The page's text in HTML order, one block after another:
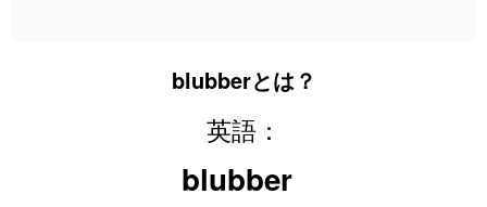
blubberとは？
英語：
blubber